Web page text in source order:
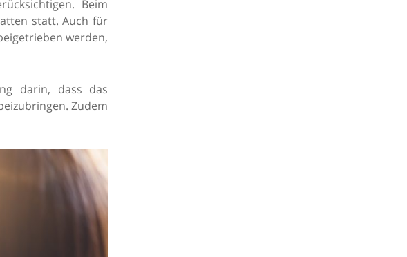
Beim
statt. Auch für
werden,
darin, dass das
Zudem